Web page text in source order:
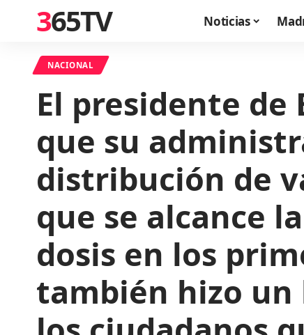
365TV Noticias
NACIONAL
El presidente de
que su
distribución de
que se alcance
dosis en los
también hizo un